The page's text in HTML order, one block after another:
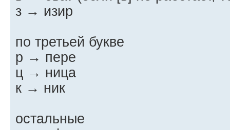
з → изир
по третьей букве
р → пере
ц → ница
к → ник
остальные